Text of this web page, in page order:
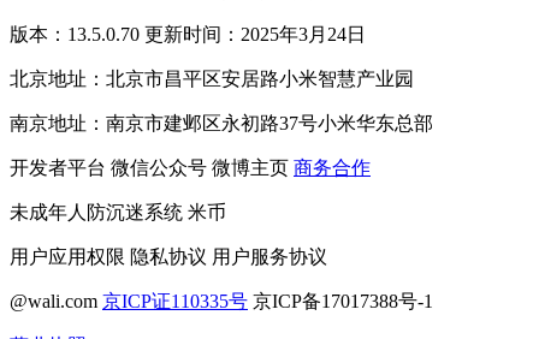
版本：13.5.0.70 更新时间：2025年3月24日
北京地址：北京市昌平区安居路小米智慧产业园
南京地址：南京市建邺区永初路37号小米华东总部
开发者平台 微信公众号 微博主页 商务合作
未成年人防沉迷系统 米币
用户应用权限 隐私协议 用户服务协议
@wali.com 京ICP证110335号 京ICP备17017388号-1